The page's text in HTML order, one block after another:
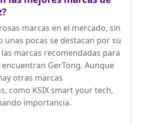
marcas en el mercado, sin
unas pocas se destacan por su
marcas recomendadas para
GerTong. Aunque
otras marcas
como KSIX smart your tech,
importancia.